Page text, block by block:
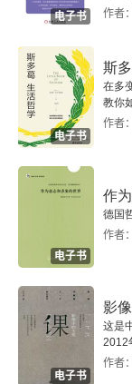
第三编 社会
第六章 与尼
批判的社会理
导论
第一节 社会的
第二节 意义
第三节 经验世
第四节 真理
虚假统一
第五节 意识
电子书 作者
电子书
斯
在多
教你
作者
电子书
作
德国
作者
电子书
影
这是
2012
录。
作者